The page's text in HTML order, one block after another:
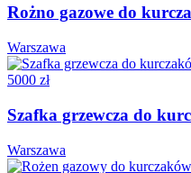
Rożno gazowe do
Warszawa
5000 zł
Szafka grzewcza do
Warszawa